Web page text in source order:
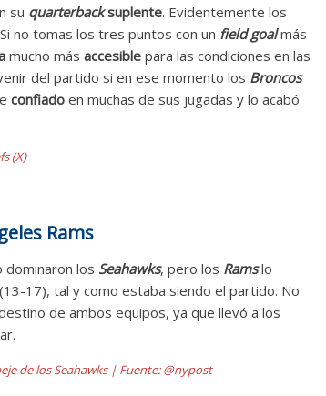
su quarterbacksuplente. Evidentemente los
no tomas los tres puntos con un field goalmás
mucho más accesible para las condiciones en las
del partido si en ese momento los Broncos
confiado en muchas de sus jugadas y lo acabó
(X)
Rams
dominaron los Seahawks, pero los Rams lo
(13-17), tal y como estaba siendo el partido. No
de ambos equipos, ya que llevó a los
de los Seahawks | Fuente: @nypost